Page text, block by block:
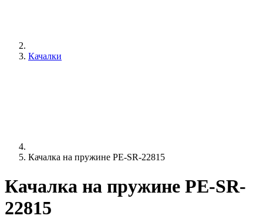
Качалки
Качалка на пружине PE-SR-22815
Качалка на пружине PE-SR-
22815